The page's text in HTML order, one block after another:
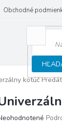
Obchodné
kotúč